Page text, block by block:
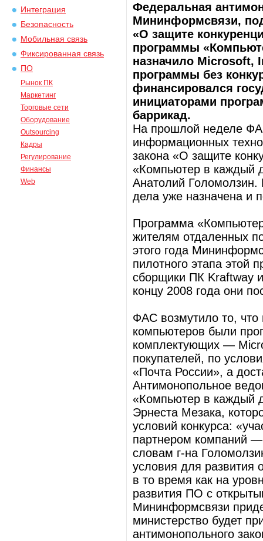
Интеграция
Безопасность
Мобильная связь
Фиксированная связь
ПО
Рынок ПК
Маркетинг
Торговые сети
Оборудование
Outsourcing
Кадры
Регулирование
Финансы
Web
Федеральная
Мининформсвязи,
«О защите
программы
назначило Microsoft,
программы без
финансировался
инициаторами
баррикад.
На прошлой неделе
информационных
закона «О защите
«Компьютер в каждый
Анатолий
дела уже назначена и
Программа
жителям отдаленных
этого года
пилотного этапа этой
сборщики ПК Kraftway
концу 2008 года они
ФАС возмутило то, что
компьютеров были
комплектующих —
покупателей, по
«Почта России», а
Антимонопольное
«Компьютер в каждый
Эрнеста Мезака,
условий конкурса:
партнером компаний
словам г-на
условия для развития
в то время как на
развития ПО с
Мининформсвязи
министерство будет
антимонопольного